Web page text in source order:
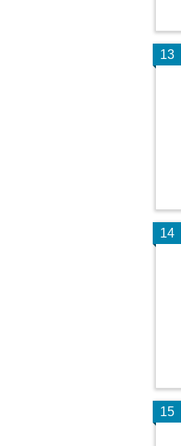
13
14
15